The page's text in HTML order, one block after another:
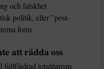
och falskhet
politik, eller ”post-
form.
att rädda oss
fullfjädrad totalitarism